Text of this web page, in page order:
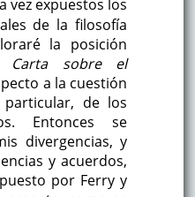
vez expuestos los
de la filosofía
la posición
Carta sobre el
a la cuestión
de los
Entonces se
divergencias, y
y acuerdos,
por Ferry y